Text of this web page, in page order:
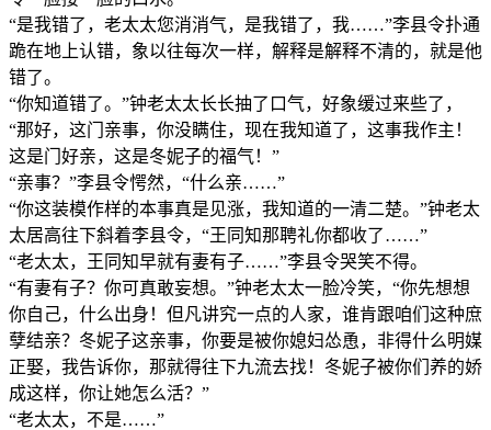
“是我错了，老太太您消消气，是我错了，我……”李县令扑通
跪在地上认错，象以往每次一样，解释是解释不清的，就是他
错了。
“你知道错了。”钟老太太长长抽了口气，好象缓过来些了，
“那好，这门亲事，你没瞒住，现在我知道了，这事我作主！
这是门好亲，这是冬妮子的福气！”
“亲事？”李县令愕然，“什么亲……”
“你这装模作样的本事真是见涨，我知道的一清二楚。”钟老太
太居高往下斜着李县令，“王同知那聘礼你都收了……”
“老太太，王同知早就有妻有子……”李县令哭笑不得。
“有妻有子？你可真敢妄想。”钟老太太一脸冷笑，“你先想想
你自己，什么出身！但凡讲究一点的人家，谁肯跟咱们这种庶
孽结亲？冬妮子这亲事，你要是被你媳妇怂恿，非得什么明媒
正娶，我告诉你，那就得往下九流去找！冬妮子被你们养的娇
成这样，你让她怎么活？”
“老太太，不是……”